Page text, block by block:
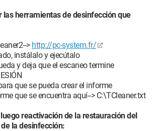
las herramientas de desinfección que
> http://pc-system.fr/
instálalo y ejecútalo
y deja que el escaneo termine
que se pueda crear el informe
que se encuentra aquí--> C:\TCleaner.txt
luego reactivación de la restauración del
la desinfección: